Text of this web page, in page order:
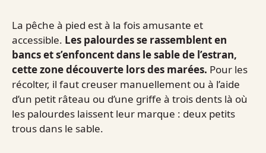
La pêche à pied est à la fois amusante et
accessible. Les palourdes se rassemblent en
bancs et s’enfoncent dans le sable de l’estran,
cette zone découverte lors des marées. Pour les
récolter, il faut creuser manuellement ou à l’aide
d’un petit râteau ou d’une griffe à trois dents là où
les palourdes laissent leur marque : deux petits
trous dans le sable.